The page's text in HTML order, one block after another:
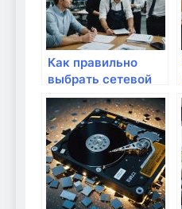
Как правильно
выбрать сетевой
маршрутизатор
для большого
дома?